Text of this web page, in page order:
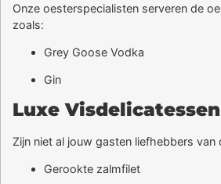
Onze oesterspecialisten serveren de
zoals:
Grey Goose Vodka
Gin
Luxe Visdelicatessen
Zijn niet al jouw gasten liefhebbers
Gerookte zalmfilet